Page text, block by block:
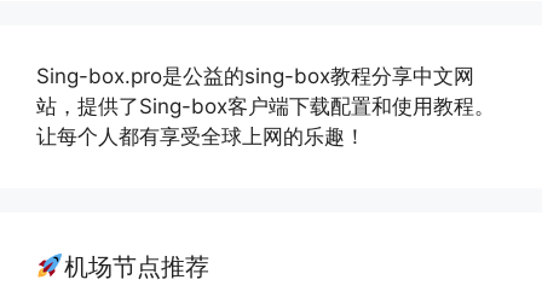
Sing-box.pro是公益的sing-box教程分享中文网
站，提供了Sing-box客户端下载配置和使用教程。
让每个人都有享受全球上网的乐趣！
机场节点推荐